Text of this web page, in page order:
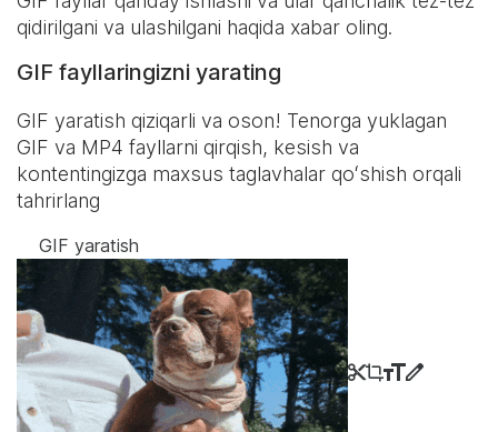
qidirilgani va ulashilgani haqida xabar oling.
GIF fayllaringizni yarating
GIF yaratish qiziqarli va oson! Tenorga yuklagan
GIF va MP4 fayllarni qirqish, kesish va
kontentingizga maxsus taglavhalar qoʻshish orqali
tahrirlang
GIF yaratish